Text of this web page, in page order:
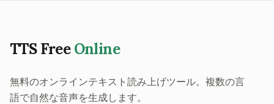
TTS FreeOnline
無料のオンラインテキスト読み上げツール。複数の言
語で自然な音声を生成します。